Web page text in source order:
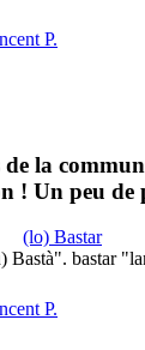
P.
de la
! Un peu
(lo) Bastar
Bastà". bastar
P.